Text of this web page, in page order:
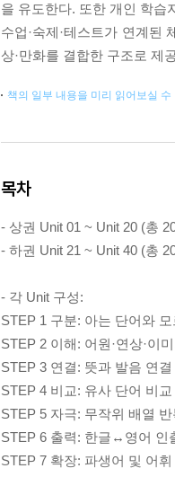
을 유도한다. 또한 개인 학습
수업·숙제·테스트가 연계된
상·만화를 결합한 구조로 제
책의 일부 내용을 미리 읽어보실 수
목차
- 상권 Unit 01 ~ Unit 20 (총
- 하권 Unit 21 ~ Unit 40 (총
- 각 Unit 구성:
STEP 1 구분: 아는 단어와
STEP 2 이해: 어원·연상·이
STEP 3 연결: 뜻과 발음 연결
STEP 4 비교: 유사 단어 비
STEP 5 자극: 무작위 배열
STEP 6 출력: 한글↔영어 인
STEP 7 확장: 파생어 및 어